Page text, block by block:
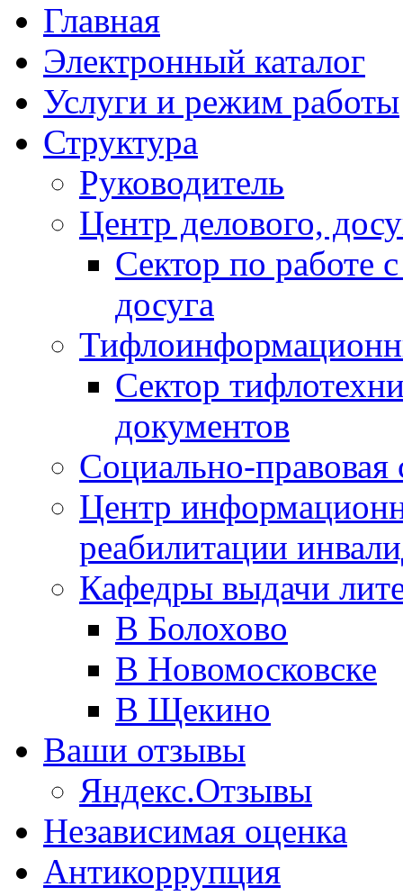
Главная
Электронный каталог
Услуги и режим работы
Структура
Руководитель
Центр делового,
Сектор по работе
досуга
Сектор
документов
Социально-правовая
Центр
реабилитации
Кафедры выдачи
В Болохово
В Новомосковске
В Щекино
Ваши отзывы
Яндекс.Отзывы
Независимая оценка
Антикоррупция